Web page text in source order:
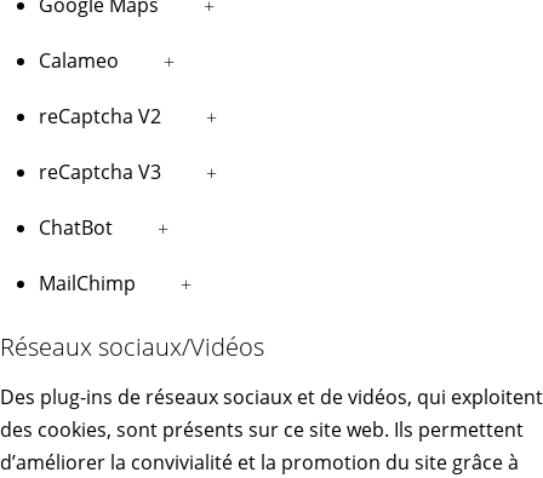
Google Maps +
Calameo +
reCaptcha V2 +
reCaptcha V3 +
ChatBot +
MailChimp +
Réseaux sociaux/Vidéos
Des plug-ins de réseaux sociaux et de vidéos, qui exploitent
des cookies, sont présents sur ce site web. Ils permettent
d’améliorer la convivialité et la promotion du site grâce à